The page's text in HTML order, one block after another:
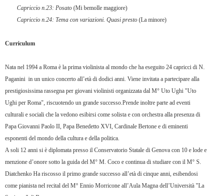
Capriccio n.23: Posato (Mi bemolle maggiore)
Capriccio n.24: Tema con variazioni. Quasi presto (La minore)
Curriculum
Nata nel 1994 a Roma è la prima violinista al mondo che ha eseguito 24 capricci di N.
Paganini in un unico concerto all’età di dodici anni. Viene invitata a partecipare alla
prestigiosissima rassegna per giovani violinisti organizzata dal M° Uto Ughi "Uto
Ughi per Roma", riscuotendo un grande successo.Prende inoltre parte ad eventi
culturali e sociali che la vedono esibirsi come solista e con orchestra alla presenza di
Papa Giovanni Paolo II, Papa Benedetto XVI, Cardinale Bertone e di eminenti
esponenti del mondo della cultura e della politica.
A soli 12 anni si è diplomata presso il Conservatorio Statale di Genova con 10 e lode e
menzione d’onore sotto la guida del M° M. Coco e continua di studiare con il M° S.
Diatchenko Ha riscosso il primo grande successo all’età di cinque anni, esibendosi
come pianista nel recital del M° Ennio Morricone all’Aula Magna dell’Università "La